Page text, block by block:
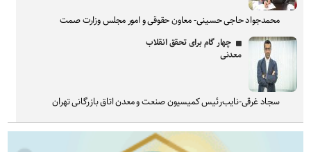
محمدجواد حاجی حسینی- معاون حقوقی و امور مجلس وزارت صمت
چهار گام برای تحقق انقلاب
معدنی
سجاد غرقی-نایب‌رئیس کمیسیون صنعت و معدن اتاق بازرگانی تهران